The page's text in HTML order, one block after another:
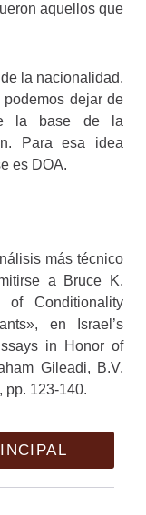
aquellos que
la nacionalidad.
dejar de
la base de la
Para esa idea
es DOA.
más técnico
a Bruce K.
of Conditionality
en Israel’s
in Honor of
Gileadi, B.V.
pp. 123-140.